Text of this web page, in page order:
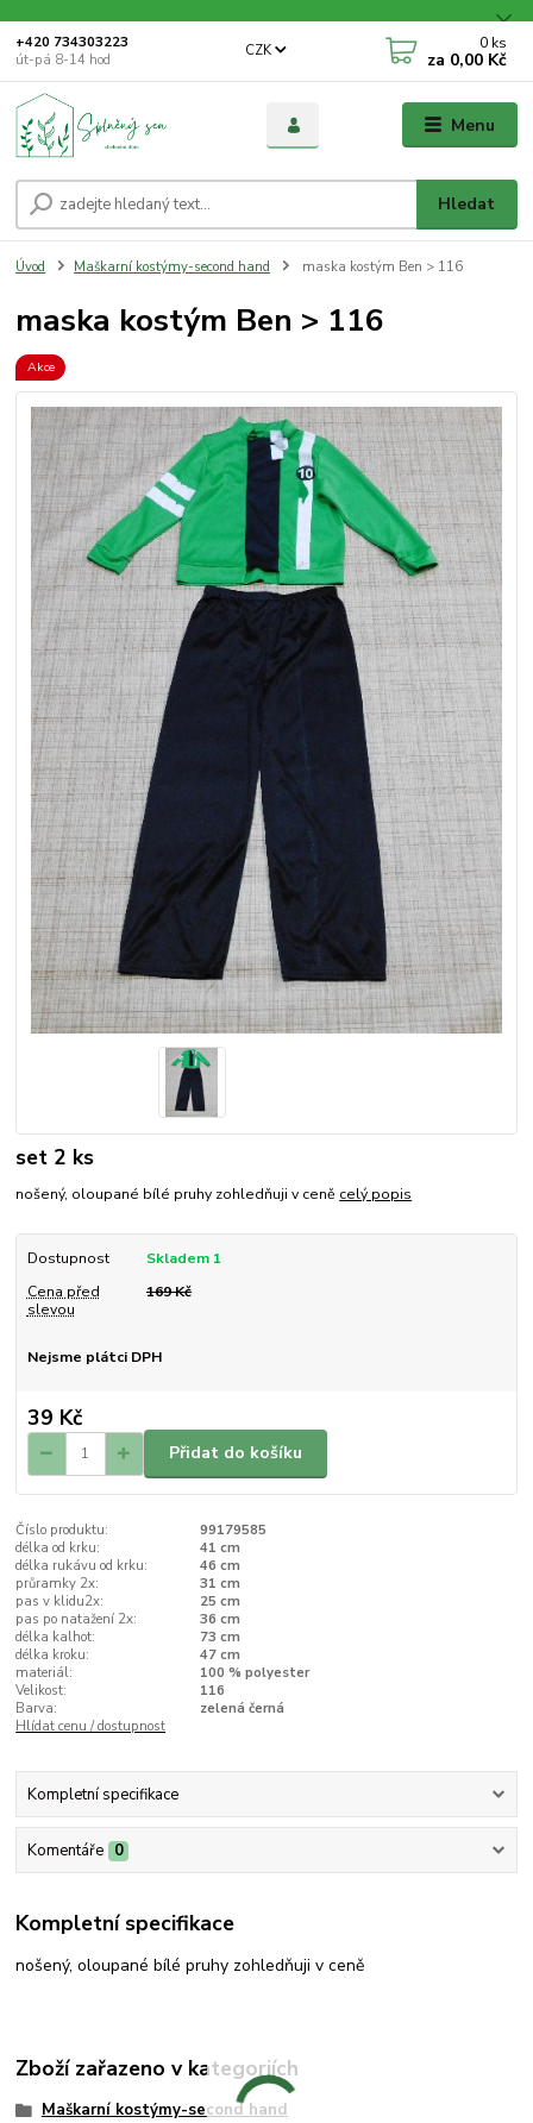
Menu
CZK
Hledat
+420 734303223
út-pá 8-14 hod
0 ks
za 0,00 Kč
Úvod Maškarní kostýmy-second hand maska kostým Ben > 116
maska kostým Ben > 116
Akce
set 2 ks
nošený, oloupané bílé pruhy zohledňuji v ceně celý popis
Dostupnost
Skladem 1
Cena před
slevou
169 Kč
Nejsme plátci DPH
39 Kč
Přidat do košíku
Číslo produktu:
99179585
délka od krku:
41 cm
délka rukávu od krku:
46 cm
průramky 2x:
31 cm
pas v klidu2x:
25 cm
pas po natažení 2x:
36 cm
délka kalhot:
73 cm
délka kroku:
47 cm
materiál:
100 % polyester
Velikost:
116
Barva:
zelená černá
Hlídat cenu / dostupnost
Kompletní specifikace
Komentáře 0
Kompletní specifikace
nošený, oloupané bílé pruhy zohledňuji v ceně
Zboží zařazeno v kategoriích
Maškarní kostýmy-second hand